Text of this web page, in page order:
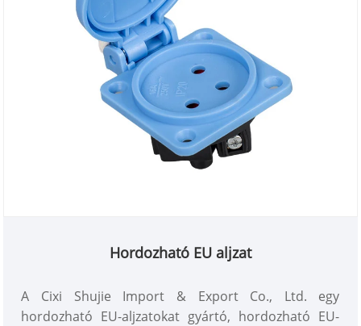
Hordozható EU aljzat
A Cixi Shujie Import & Export Co., Ltd. egy
hordozható EU-aljzatokat gyártó, hordozható EU-